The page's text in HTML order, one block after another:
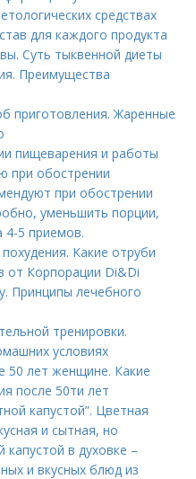
средствах
для каждого продукта
Суть тыквенной диеты
Преимущества
приготовления. Жаренные
пищеварения и работы
при обострении
при обострении
уменьшить порции,
4-5 приемов.
Какие отруби
от Корпорации Di&Di
Принципы лечебного
тренировки.
условиях
50 лет женщине. Какие
после 50ти лет
капустой”. Цветная
и сытная, но
капустой в духовке –
и вкусных блюд из